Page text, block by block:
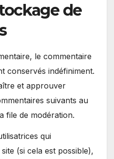
de
le commentaire
conservés indéfiniment.
et approuver
suivants au
file de modération.
qui
(si cela est possible),